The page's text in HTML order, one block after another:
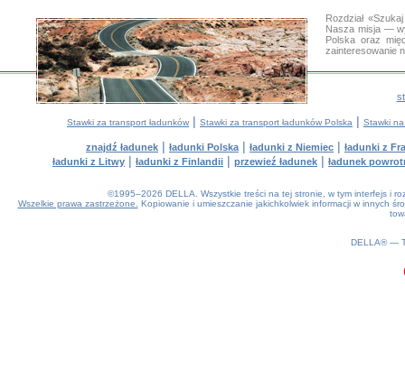
Rozdział
Nasza misja —
Polska oraz
zainteresowanie
Stawki za transport ładunków | Stawki za transport ładunków Polska | Stawki
znajdź ładunek | ładunki Polska | ładunki z Niemiec | ładunki z
ładunki z Litwy | ładunki z Finlandii | przewieź ładunek | ładunek
©1995–2026 DELLA. Wszystkie treści na tej stronie, w tym interfejs i
Wszelkie prawa zastrzeżone.
Kopiowanie i umieszczanie jakichkolwiek informacji w innych
DELLA® —